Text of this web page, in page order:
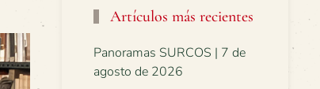
Artículos más recientes
Panoramas SURCOS | 7 de
agosto de 2026